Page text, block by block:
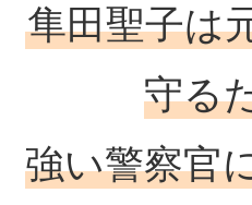
隼田聖子は
守る
強い警察官